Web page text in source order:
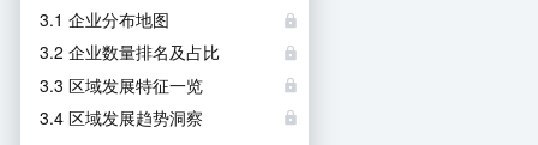
3.1 企业分布地图
3.2 企业数量排名及占比
3.3 区域发展特征一览
3.4 区域发展趋势洞察